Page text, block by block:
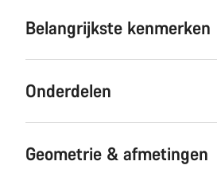
Belangrijkste kenmerken
Onderdelen
Geometrie & afmetingen